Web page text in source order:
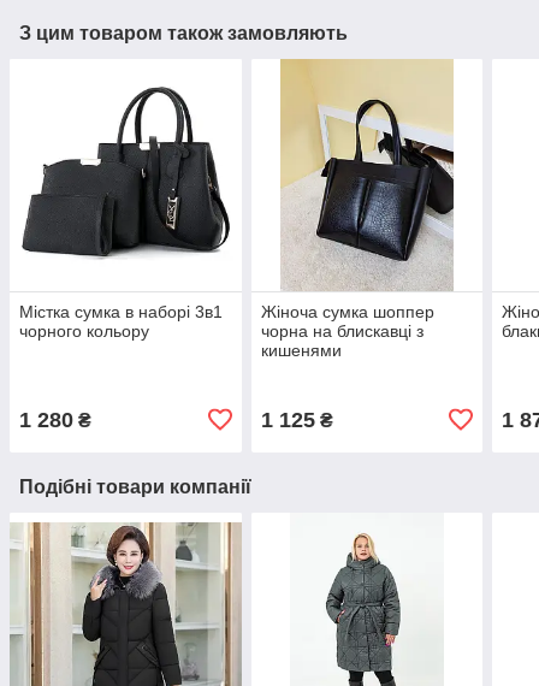
З цим товаром також замовляють
Містка сумка в наборі 3в1
чорного кольору
1 280 ₴
Жіноча сумка шоппер
чорна на блискавці з
кишенями
1 125₴ 1
Подібні товари компанії